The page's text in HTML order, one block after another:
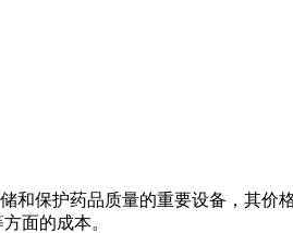
和保护药品质量的重要设备，其价
面的成本。